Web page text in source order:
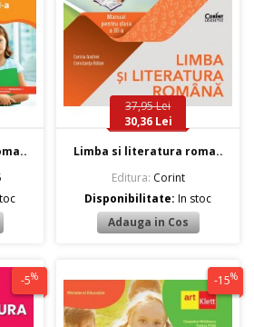
37,95 Lei
30,36 Lei
Limba si literatura roma..
Editura: Corint
Disponibilitate:In stoc
-5% -15%